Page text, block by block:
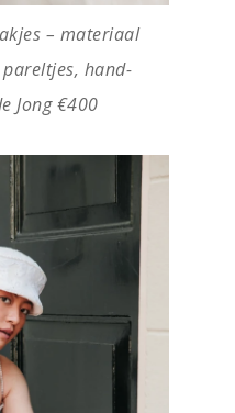
– materiaal
hand-
Jong €400